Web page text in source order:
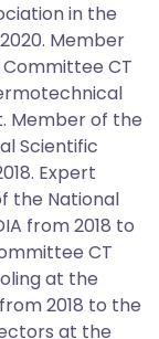
in the
Member
CT
Member of the
Scientific
Expert
the National
from 2018 to
CT
at the
2018 to the
at the